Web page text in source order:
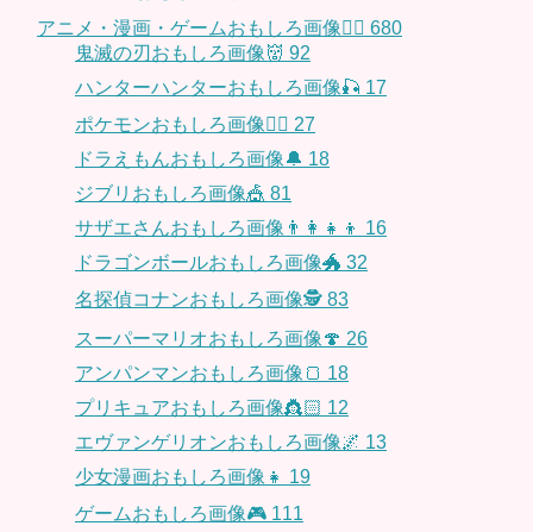
アニメ・漫画・ゲームおもしろ画像🧚‍♀️ 680
鬼滅の刃おもしろ画像👹 92
ハンターハンターおもしろ画像🎣 17
ポケモンおもしろ画像🤹‍♂️ 27
ドラえもんおもしろ画像🔔 18
ジブリおもしろ画像🎪 81
サザエさんおもしろ画像👨‍👩‍👧‍👦 16
ドラゴンボールおもしろ画像🐲 32
名探偵コナンおもしろ画像🕵️ 83
スーパーマリオおもしろ画像🍄 26
アンパンマンおもしろ画像🍞 18
プリキュアおもしろ画像👸🏻 12
エヴァンゲリオンおもしろ画像🌌 13
少女漫画おもしろ画像👧 19
ゲームおもしろ画像🎮 111